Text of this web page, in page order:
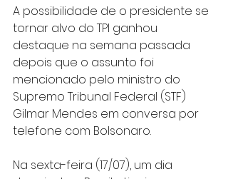
A possibilidade de o presidente se
tornar alvo do TPI ganhou
destaque na semana passada
depois que o assunto foi
mencionado pelo ministro do
Supremo Tribunal Federal (STF)
Gilmar Mendes em conversa por
telefone com Bolsonaro.
Na sexta-feira (17/07), um dia